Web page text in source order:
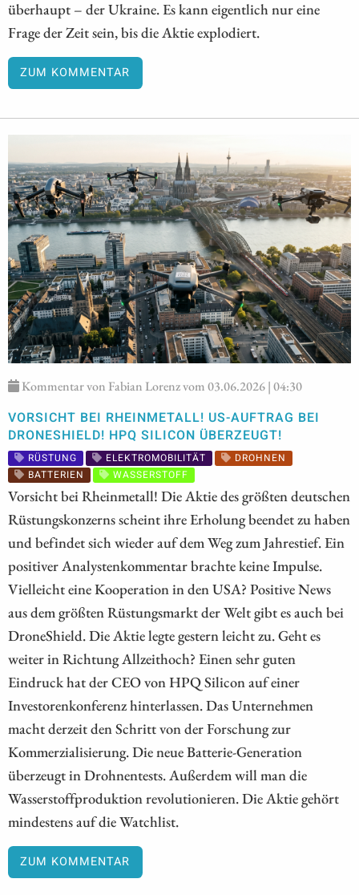
überhaupt – der Ukraine. Es kann eigentlich nur eine
Frage der Zeit sein, bis die Aktie explodiert.
ZUM KOMMENTAR
Kommentar von Fabian Lorenz vom 03.06.2026 | 04:30
VORSICHT BEI RHEINMETALL! US-AUFTRAG BEI
DRONESHIELD! HPQ SILICON ÜBERZEUGT!
RÜSTUNG ELEKTROMOBILITÄT
DROHNEN
BATTERIEN
WASSERSTOFF
Vorsicht bei Rheinmetall! Die Aktie des größten deutschen
Rüstungskonzerns scheint ihre Erholung beendet zu haben
und befindet sich wieder auf dem Weg zum Jahrestief. Ein
positiver Analystenkommentar brachte keine Impulse.
Vielleicht eine Kooperation in den USA? Positive News
aus dem größten Rüstungsmarkt der Welt gibt es auch bei
DroneShield. Die Aktie legte gestern leicht zu. Geht es
weiter in Richtung Allzeithoch? Einen sehr guten
Eindruck hat der CEO von HPQ Silicon auf einer
Investorenkonferenz hinterlassen. Das Unternehmen
macht derzeit den Schritt von der Forschung zur
Kommerzialisierung. Die neue Batterie-Generation
überzeugt in Drohnentests. Außerdem will man die
Wasserstoffproduktion revolutionieren. Die Aktie gehört
mindestens auf die Watchlist.
ZUM KOMMENTAR